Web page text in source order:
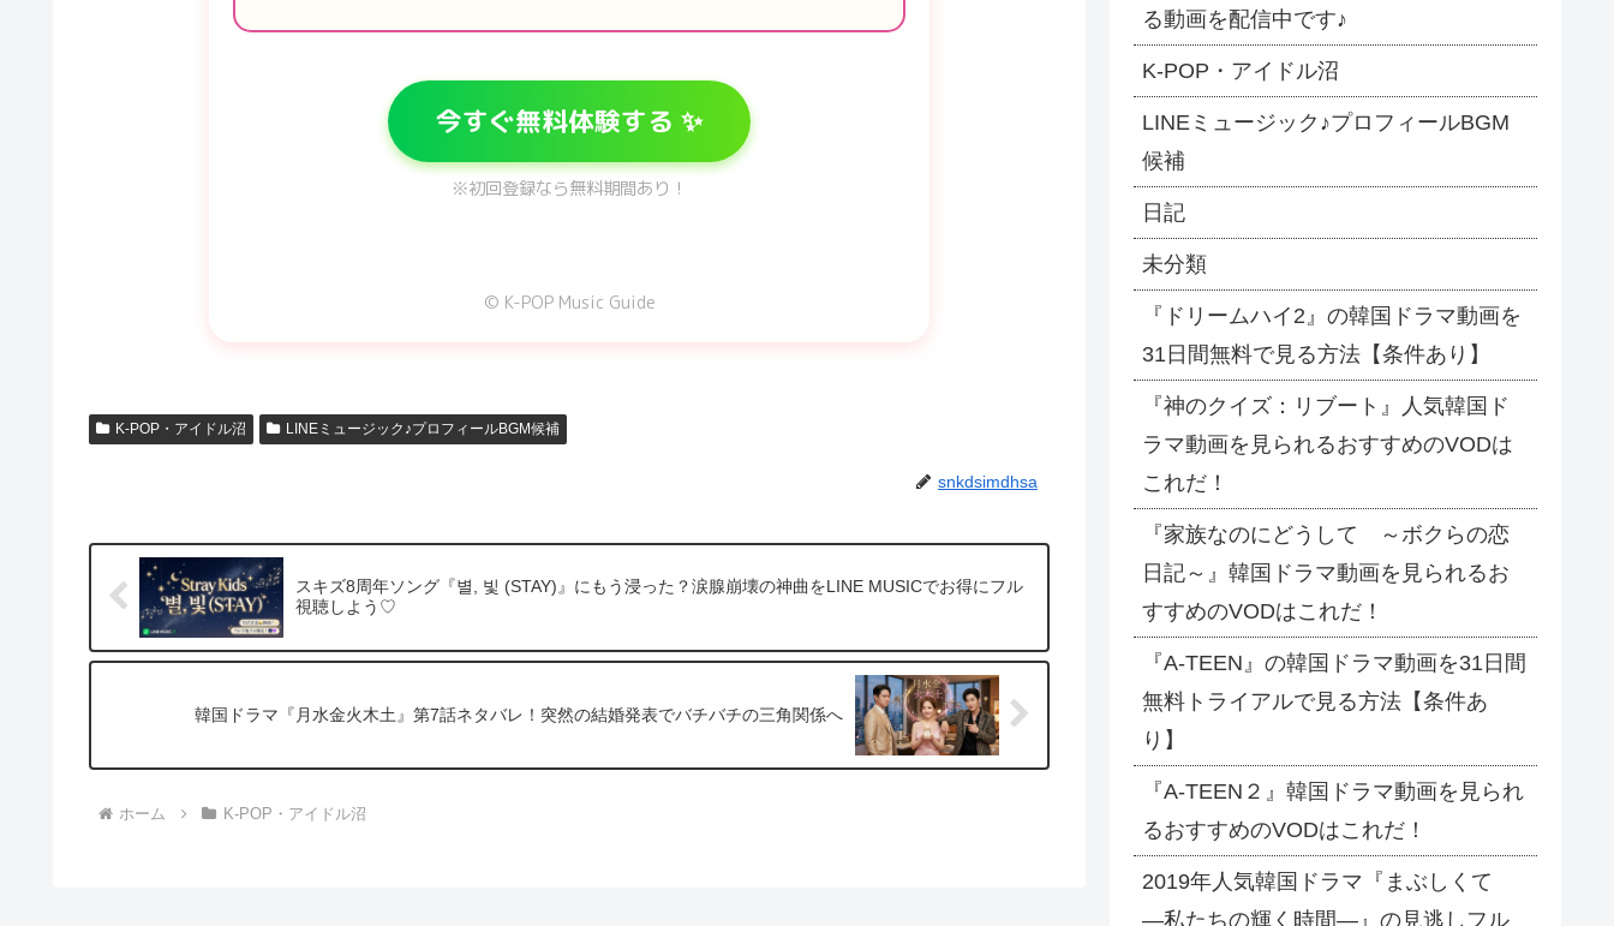
今すぐ無料体験する ✨
※初回登録なら無料期間あり！
© K-POP Music Guide
​K-POP・アイドル沼 LINEミュージック♪プロフィールBGM候補
snkdsimdhsa
スキズ8周年ソング『별, 빛 (STAY)』にもう浸った？涙腺崩壊の神曲をLINE MUSICでお得にフル
視聴しよう♡
韓国ドラマ『月水金火木土』第7話ネタバレ！突然の結婚発表でバチバチの三角関係へ
ホーム ​K-POP・アイドル沼
る動画を配信中です♪
​K-POP・アイドル沼
LINEミュージック♪プロフィールBGM
候補
日記
未分類
『ドリームハイ2』の韓国ドラマ動画を
31日間無料で見る方法【条件あり】
『神のクイズ：リブート』人気韓国ド
ラマ動画を見られるおすすめのVODは
これだ！
『家族なのにどうして ～ボクらの恋
日記～』韓国ドラマ動画を見られるお
すすめのVODはこれだ！
『A-TEEN』の韓国ドラマ動画を31日間
無料トライアルで見る方法【条件あ
り】
『A-TEEN２』韓国ドラマ動画を見られ
るおすすめのVODはこれだ！
2019年人気韓国ドラマ『まぶしくて
―私たちの輝く時間―』の見逃しフル